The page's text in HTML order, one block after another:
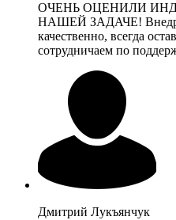
ОЧЕНЬ ОЦЕНИЛИ
НАШЕЙ ЗАДАЧЕ!
качественно, всегда
сотрудничаем по
Дмитрий Лукъянчук